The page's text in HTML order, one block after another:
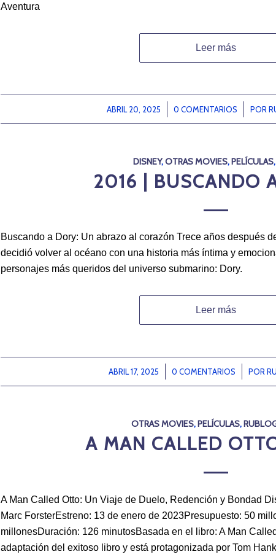
Aventura
Leer más
ABRIL 20, 2025
/ 0 COMENTARIOS
/ POR
DISNEY,OTRAS MOVIES,PELÍCULAS,
2016 | BUSCANDO
Buscando a Dory: Un abrazo al corazón Trece años después
decidió volver al océano con una historia más íntima y
personajes más queridos del universo submarino: Dory.
Leer más
ABRIL 17, 2025
/ 0 COMENTARIOS
/ POR
OTRAS MOVIES, PELÍCULAS,
A MAN CALLED
A Man Called Otto: Un Viaje de Duelo, Redención y Bondad
Marc ForsterEstreno: 13 de enero de 2023Presupuesto: 50
millonesDuración: 126 minutosBasada en el libro: A Man
adaptación del exitoso libro y está protagonizada por Tom